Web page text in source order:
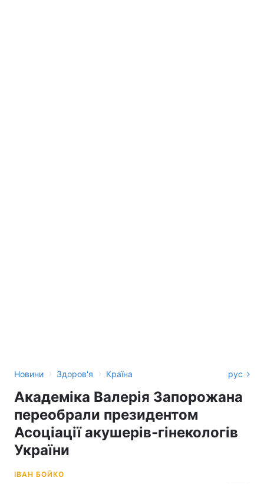
Новини › Здоров'я › Країна рус
Академіка Валерія Запорожана
переобрали президентом
Асоціації акушерів-гінекологів
України
ІВАН БОЙКО